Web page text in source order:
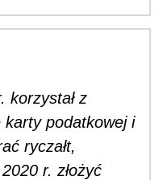
korzystał z
podatkowej i
ryczałt,
r. złożyć